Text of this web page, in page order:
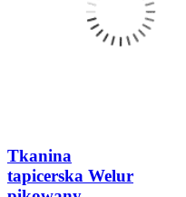
Tkanina
tapicerska Welur